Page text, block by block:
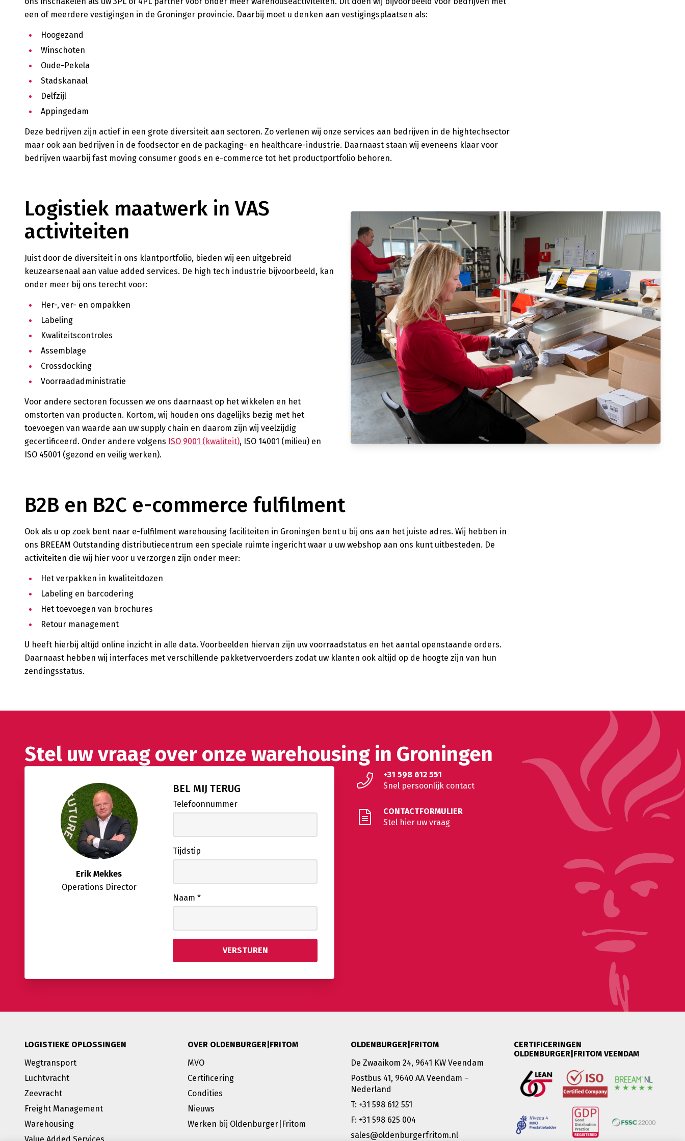
een of meerdere vestigingen in de Groninger provincie. Daarbij moet u denken aan vestigingsplaatsen als:
Hoogezand
Winschoten
Oude-Pekela
Stadskanaal
Delfzijl
Appingedam
Deze bedrijven zijn actief in een grote diversiteit aan sectoren. Zo verlenen wij onze services aan bedrijven in de hightechsector
maar ook aan bedrijven in de foodsector en de packaging- en healthcare-industrie. Daarnaast staan wij eveneens klaar voor
bedrijven waarbij fast moving consumer goods en e-commerce tot het productportfolio behoren.
Logistiek maatwerk in VAS
activiteiten
Juist door de diversiteit in ons klantportfolio, bieden wij een uitgebreid
keuzearsenaal aan value added services. De high tech industrie bijvoorbeeld, kan
onder meer bij ons terecht voor:
Her-, ver- en ompakken
Labeling
Kwaliteitscontroles
Assemblage
Crossdocking
Voorraadadministratie
Voor andere sectoren focussen we ons daarnaast op het wikkelen en het
omstorten van producten. Kortom, wij houden ons dagelijks bezig met het
toevoegen van waarde aan uw supply chain en daarom zijn wij veelzijdig
gecertificeerd. Onder andere volgens ISO 9001 (kwaliteit), ISO 14001 (milieu) en
ISO 45001 (gezond en veilig werken).
B2B en B2C e-commerce fulfilment
Ook als u op zoek bent naar e-fulfilment warehousing faciliteiten in Groningen bent u bij ons aan het juiste adres. Wij hebben in
ons BREEAM Outstanding distributiecentrum een speciale ruimte ingericht waar u uw webshop aan ons kunt uitbesteden. De
activiteiten die wij hier voor u verzorgen zijn onder meer:
Het verpakken in kwaliteitdozen
Labeling en barcodering
Het toevoegen van brochures
Retour management
U heeft hierbij altijd online inzicht in alle data. Voorbeelden hiervan zijn uw voorraadstatus en het aantal openstaande orders.
Daarnaast hebben wij interfaces met verschillende pakketvervoerders zodat uw klanten ook altijd op de hoogte zijn van hun
zendingsstatus.
Stel uw vraag over onze warehousing in Groningen
Erik Mekkes
Operations Director
BEL MIJ TERUG
Telefoonnummer
Tijdstip
Naam*
+31 598 612 551
Snel persoonlijk contact
CONTACTFORMULIER
Stel hier uw vraag
LOGISTIEKE OPLOSSINGEN
Wegtransport
Luchtvracht
Zeevracht
Freight Management
Warehousing
Value Added Services
OVER OLDENBURGER|FRITOM
MVO
Certificering
Condities
Nieuws
Werken bij Oldenburger|Fritom
OLDENBURGER|FRITOM
De Zwaaikom 24, 9641 KW Veendam
Postbus 41, 9640 AA Veendam –
Nederland
T: +31 598 612 551
F: +31 598 625 004
sales@oldenburgerfritom.nl
CERTIFICERINGEN
OLDENBURGER|FRITOM VEENDAM